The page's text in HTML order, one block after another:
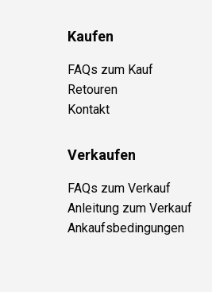
Kaufen
FAQs zum Kauf
Retouren
Kontakt
Verkaufen
FAQs zum Verkauf
Anleitung zum Verkauf
Ankaufsbedingungen